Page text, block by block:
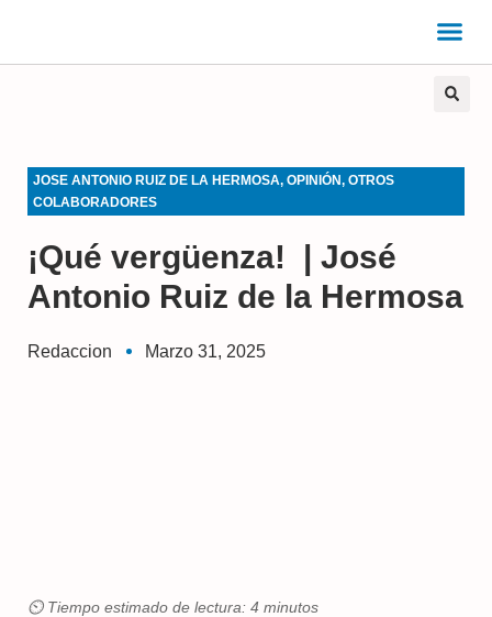
JOSE ANTONIO RUIZ DE LA HERMOSA, OPINIÓN, OTROS
COLABORADORES
¡Qué vergüenza! | José
Antonio Ruiz de la Hermosa
Redaccion Marzo 31, 2025
⏲ Tiempo estimado de lectura: 4 minutos